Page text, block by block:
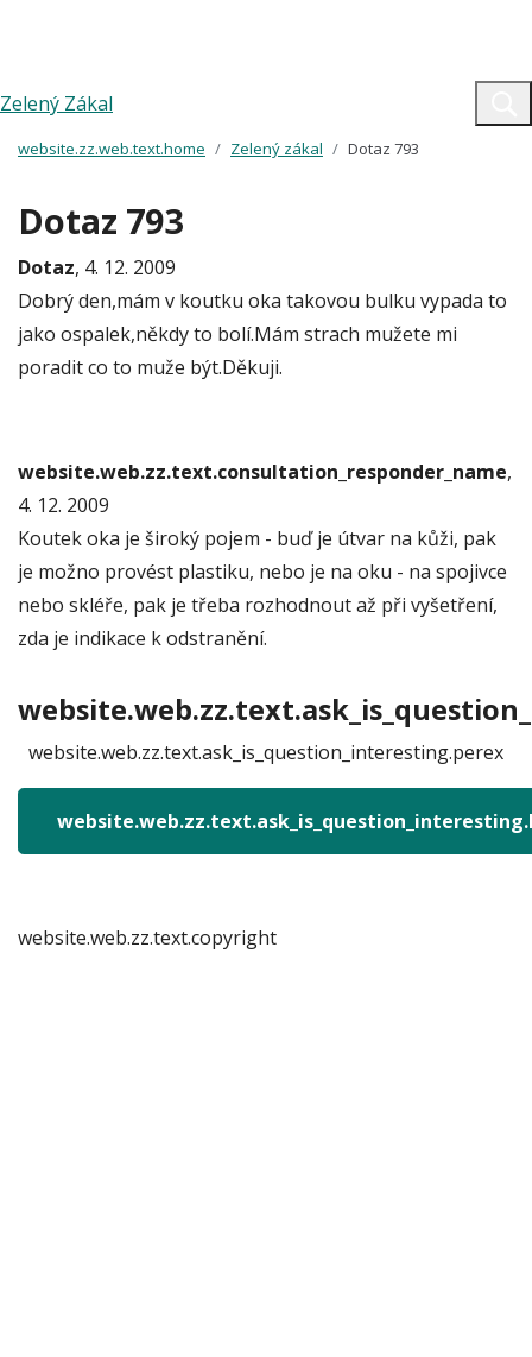
Zelený Zákal
website.zz.web.text.home Zelený zákal Dotaz 793
Dotaz 793
Dotaz, 4. 12. 2009
Dobrý den,mám v koutku oka takovou bulku vypada to
jako ospalek,někdy to bolí.Mám strach mužete mi
poradit co to muže být.Děkuji.
website.web.zz.text.consultation_responder_name,
4. 12. 2009
Koutek oka je široký pojem - buď je útvar na kůži, pak
je možno provést plastiku, nebo je na oku - na spojivce
nebo skléře, pak je třeba rozhodnout až při vyšetření,
zda je indikace k odstranění.
website.web.zz.text.ask_is_question_interesting.perex
website.web.zz.text.copyright